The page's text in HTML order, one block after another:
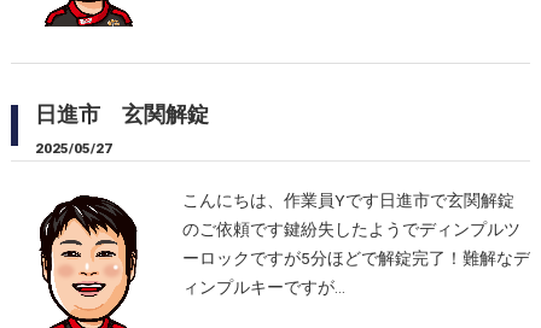
日進市 玄関解錠
2025/05/27
こんにちは、作業員Yです日進市で玄関解錠
のご依頼です鍵紛失したようでディンプルツ
ーロックですが5分ほどで解錠完了！難解なデ
ィンプルキーですが…